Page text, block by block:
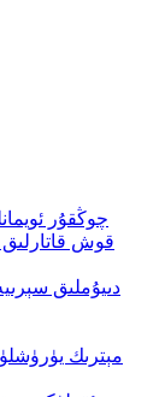
چوڭقۇر
قوش قاتارلىق
دىيۇملىق
مېترىك